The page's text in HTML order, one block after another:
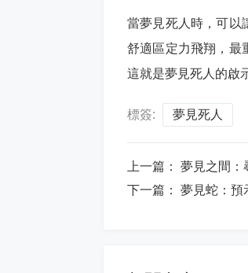
當夢見死人時，可以
舒適區定力飛翔，最
這就是夢見死人的啟
標簽: 夢見死人
上一篇：
夢見之間：
下一篇：
夢見蛇：預